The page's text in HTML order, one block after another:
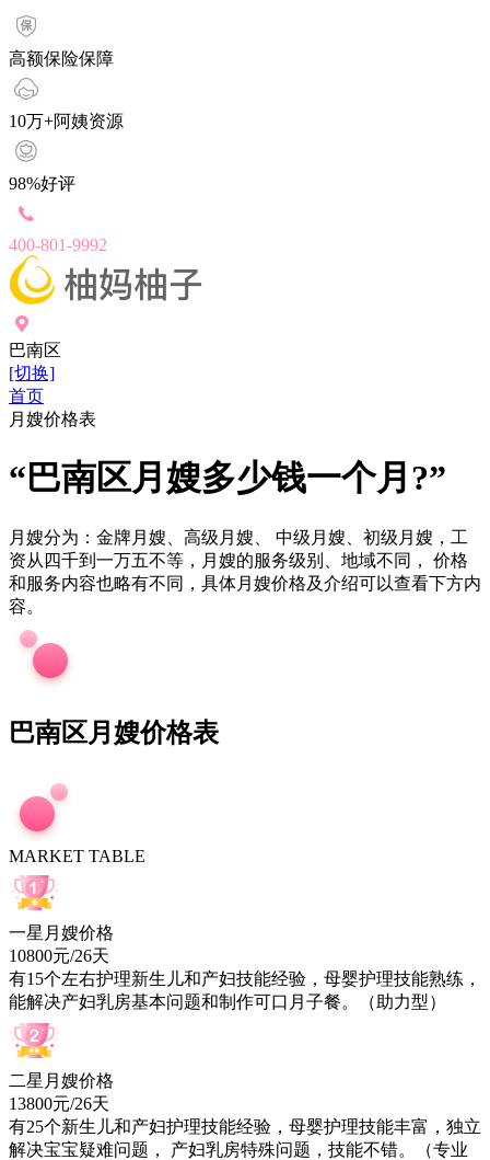
高额保险保障
10万+阿姨资源
98%好评
400-801-9992
巴南区
[切换]
首页
月嫂价格表
“巴南区月嫂多少钱一个月?”
月嫂分为：金牌月嫂、高级月嫂、 中级月嫂、初级月嫂，工
资从四千到一万五不等，月嫂的服务级别、地域不同， 价格
和服务内容也略有不同，具体月嫂价格及介绍可以查看下方内
容。
巴南区月嫂价格表
MARKET TABLE
一星月嫂价格
10800元/26天
有15个左右护理新生儿和产妇技能经验，母婴护理技能熟练，
能解决产妇乳房基本问题和制作可口月子餐。（助力型）
二星月嫂价格
13800元/26天
有25个新生儿和产妇护理技能经验，母婴护理技能丰富，独立
解决宝宝疑难问题， 产妇乳房特殊问题，技能不错。（专业